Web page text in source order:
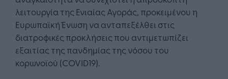
λειτουργία της Ενιαίας Αγοράς, προκειμένου η
Ευρωπαϊκή Ένωση να ανταπεξέλθει στις
διατροφικές προκλήσεις που αντιμετωπίζει
εξαιτίας της πανδημίας της νόσου του
κορωνοϊού (COVID19).